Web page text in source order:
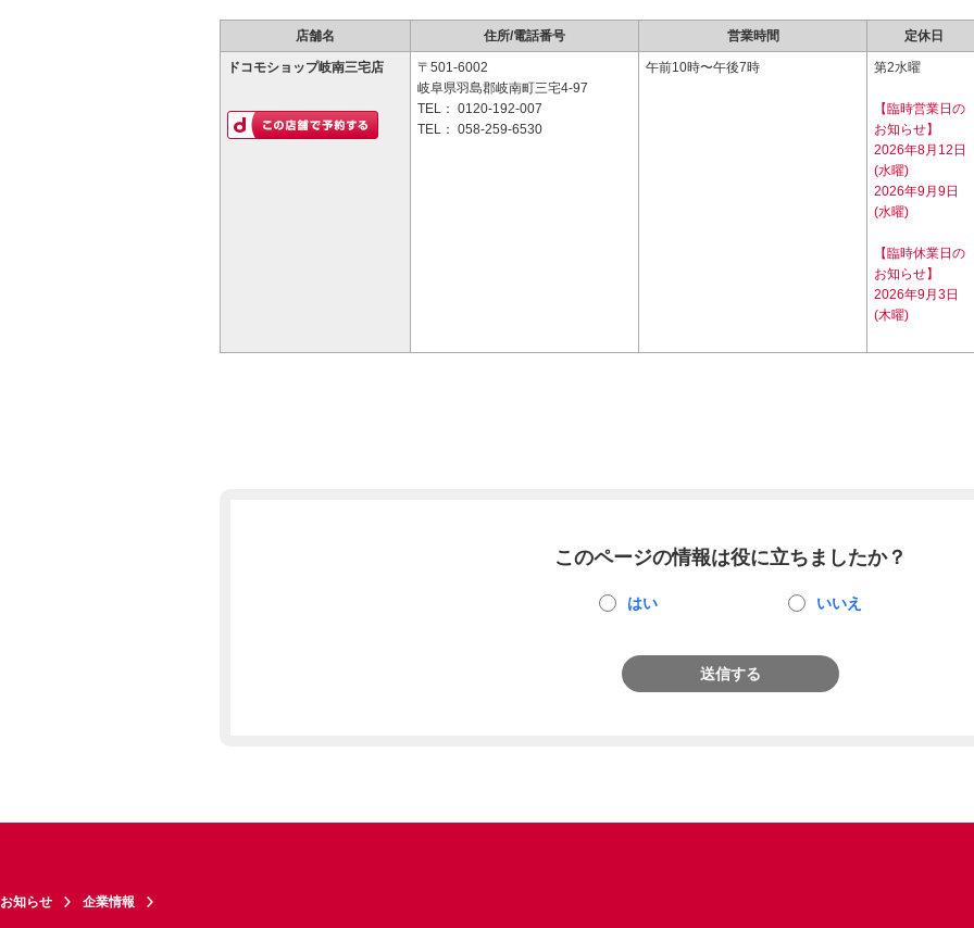
店舗名 住所/電話番号 営業時間 定休日
ドコモショップ岐南三宅店
〒501-6002
岐阜県羽島郡岐南町三宅4-97
TEL： 0120-192-007
TEL： 058-259-6530
午前10時〜午後7時 第2水曜
【臨時営業日の
お知らせ】
2026年8月12日
(水曜)
2026年9月9日
(水曜)
【臨時休業日の
お知らせ】
2026年9月3日
(木曜)
このページの情報は役に立ちましたか？
はい いいえ
送信する
お知らせ 企業情報